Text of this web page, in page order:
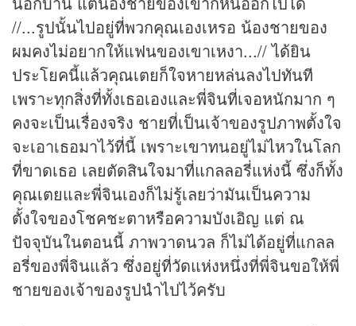
//...รูปนั้นไปอยู่ที่พวกคุณเองเหรอ น้องชายของ
ผมคงไม่อยากให้แฟนของเขาเหงา...// ได้ยิน
ประโยคนี้แล้วคุณเตยก็ใจหายหล่นลงไปทันที
เพราะทุกสิ่งที่ทั้งเธอเองและพี่จินที่เจอหนักมาก ๆ
คงจะเป็นเรื่องจริง ชายที่เป็นเจ้าของรูปภาพตั้งใจ
จะเอาเธอมาไว้ที่นี้ เพราะเขาทนอยู่ไม่ไหวในโลก
ที่ขาดเธอ เลยตัดสินใจมาที่แกลลอรี่แห่งนี้ ซึ่งก็ทั้ง
คุณเตยและพี่จินเองก็ไม่รู้เลยว่ามันเป็นความ
ตั้งใจของโชคชะตาหรือความบังเอิญ แต่ ณ
ปัจจุบันในตอนนี้ ภาพวาดนวล ก็ไม่ได้อยู่ที่แกลล
อรี่ของพี่จินแล้ว ซึ่งอยู่ที่วัดแห่งหนึ่งที่พี่จินขอให้พี่
ชายของเจ้าของรูปนำไปไว้ครับ